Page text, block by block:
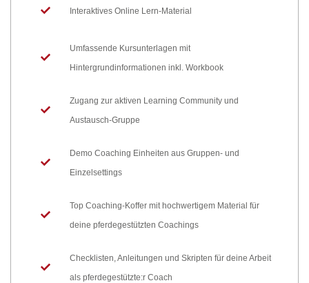
Interaktives Online Lern-Material
Umfassende Kursunterlagen mit
Hintergrundinformationen inkl. Workbook
Zugang zur aktiven Learning Community und
Austausch-Gruppe
Demo Coaching Einheiten aus Gruppen- und
Einzelsettings
Top Coaching-Koffer mit hochwertigem Material für
deine pferdegestützten Coachings
Checklisten, Anleitungen und Skripten für deine Arbeit
als pferdegestützte:r Coach